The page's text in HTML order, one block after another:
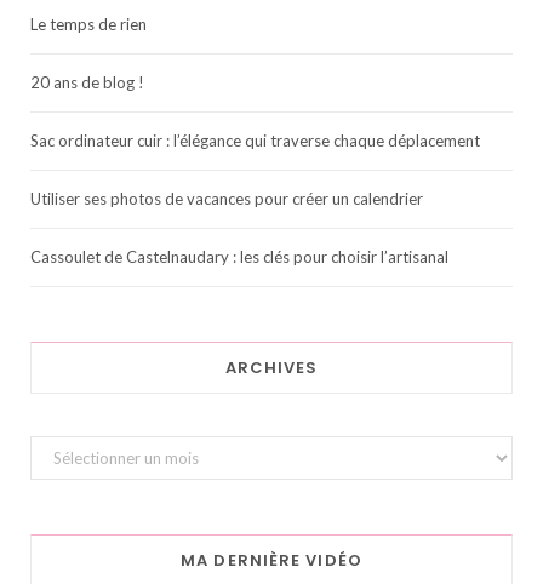
Le temps de rien
20 ans de blog !
Sac ordinateur cuir : l’élégance qui traverse chaque déplacement
Utiliser ses photos de vacances pour créer un calendrier
Cassoulet de Castelnaudary : les clés pour choisir l’artisanal
ARCHIVES
Archives
MA DERNIÈRE VIDÉO